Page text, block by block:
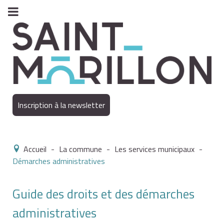
Inscription à la newsletter
Accueil - La commune - Les services municipaux -
Démarches administratives
Guide des droits et des démarches
administratives